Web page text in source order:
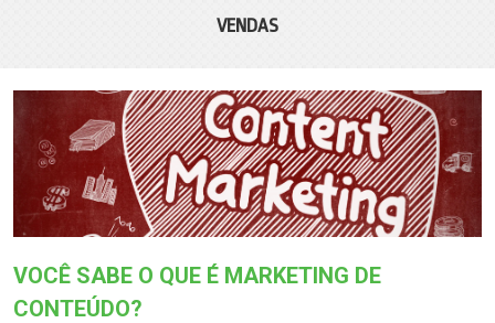
VENDAS
VOCÊ SABE O QUE É MARKETING DE
CONTEÚDO?